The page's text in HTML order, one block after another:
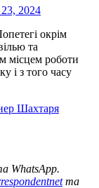
2024
окрім
та
місцем роботи
і з того часу
Шахтаря
WhatsApp.
та